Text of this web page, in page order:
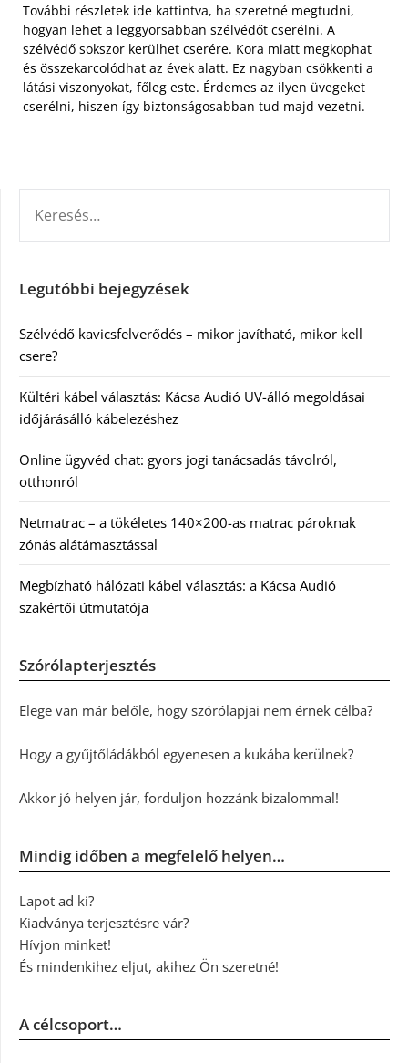
További részletek ide kattintva, ha szeretné megtudni,
hogyan lehet a leggyorsabban szélvédőt cserélni. A
szélvédő sokszor kerülhet cserére. Kora miatt megkophat
és összekarcolódhat az évek alatt. Ez nagyban csökkenti a
látási viszonyokat, főleg este. Érdemes az ilyen üvegeket
cserélni, hiszen így biztonságosabban tud majd vezetni.
Legutóbbi bejegyzések
Szélvédő kavicsfelverődés – mikor javítható, mikor kell
csere?
Kültéri kábel választás: Kácsa Audió UV-álló megoldásai
időjárásálló kábelezéshez
Online ügyvéd chat: gyors jogi tanácsadás távolról,
otthonról
Netmatrac – a tökéletes 140×200-as matrac pároknak
zónás alátámasztással
Megbízható hálózati kábel választás: a Kácsa Audió
szakértői útmutatója
Szórólapterjesztés
Elege van már belőle, hogy szórólapjai nem érnek célba?
Hogy a gyűjtőládákból egyenesen a kukába kerülnek?
Akkor jó helyen jár, forduljon hozzánk bizalommal!
Mindig időben a megfelelő helyen…
Lapot ad ki?
Kiadványa terjesztésre vár?
Hívjon minket!
És mindenkihez eljut, akihez Ön szeretné!
A célcsoport…